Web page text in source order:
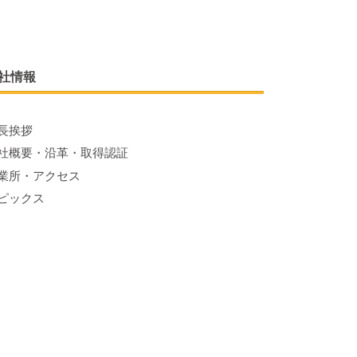
情報
挨拶
概要・沿革・取得認証
所・アクセス
ックス